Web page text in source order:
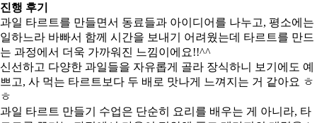
진행 후기
과일 타르트를 만들면서 동료들과 아이디어를 나누고, 평소에는
일하느라 바빠서 함께 시간을 보내기 어려웠는데 타르트를 만드
는 과정에서 더욱 가까워진 느낌이에요!!^^
신선하고 다양한 과일들을 자유롭게 골라 장식하니 보기에도 예
쁘고, 사 먹는 타르트보다 두 배로 맛나게 느껴지는 거 같아요 ㅎ
ㅎ
과일 타르트 만들기 수업은 단순히 요리를 배우는 게 아니라, 타